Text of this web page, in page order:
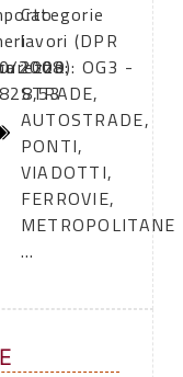
2008
Categorie
lavori (DPR
2000): OG3 -
STRADE,
AUTOSTRADE,
PONTI,
VIADOTTI,
FERROVIE,
METROPOLITANE
...